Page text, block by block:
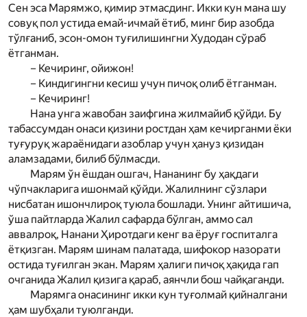
Сен эса Мар­ямжо, қимир этмасдинг. Икки кун мана шу
совуқ пол устида емай-ичмай ётиб, минг бир азобда
тўлғаниб, эсон-омон туғилишингни Худодан сўраб
ётганман.
– Кечиринг, ойижон!
– Киндигингни кесиш учун пичоқ олиб ётганман.
– Кечиринг!
Нана унга жавобан заифгина жилмайиб қўйди. Бу
табассумдан онаси қизини ростдан ҳам кечирганми ёки
туғуруқ жараёнидаги азоб­лар учун ҳануз қизидан
аламзадами, билиб бўлмасди.
Мар­ям ўн ёшдан ошгач, Нананинг бу ҳақдаги
чўпчакларига ишонмай қўйди. Жалилнинг сўзлари
нисбатан ишончлироқ туюла бошлади. Унинг айтишича,
ўша пайтларда Жалил сафарда бўлган, аммо сал
аввалроқ, Нанани Ҳиротдаги кенг ва ёруғ госпиталга
ётқизган. Мар­ям шинам палатада, шифокор назорати
остида туғилган экан. Мар­ям ҳалиги пичоқ ҳақида гап
очганида Жалил қизига қараб, аянчли бош чайқаганди.
Мар­ямга онасининг икки кун туғолмай қийналгани
ҳам шубҳали туюлганди.